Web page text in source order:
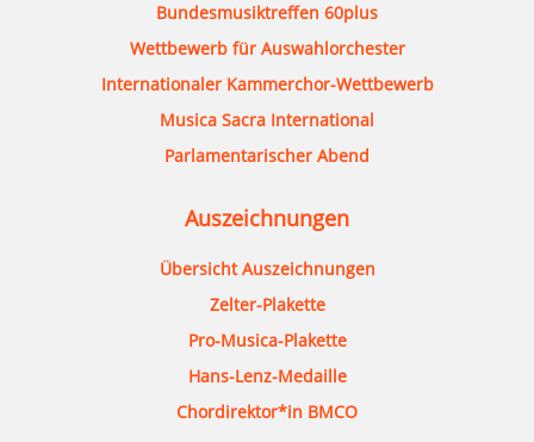
Bundesmusiktreffen 60plus
Wettbewerb für Auswahlorchester
Internationaler Kammerchor-Wettbewerb
Musica Sacra International
Parlamentarischer Abend
Auszeichnungen
Übersicht Auszeichnungen
Zelter-Plakette
Pro-Musica-Plakette
Hans-Lenz-Medaille
Chordirektor*in BMCO